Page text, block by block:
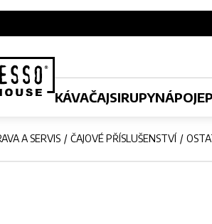
KÁVAČAJSIRUPYNÁPOJE
A SERVIS ČAJOVÉ PŘÍSLUŠENSTVÍ